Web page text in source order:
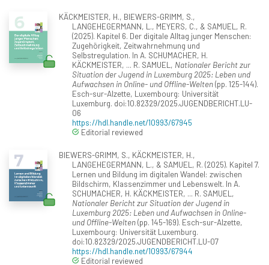
KÄCKMEISTER, H., BIEWERS-GRIMM, S.,
LANGEHEGERMANN, L., MEYERS, C., & SAMUEL, R.
(2025). Kapitel 6. Der digitale Alltag junger Menschen:
Zugehörigkeit, Zeitwahrnehmung und
Selbstregulation. In A. SCHUMACHER, H.
KÄCKMEISTER, ... R. SAMUEL, Nationaler Bericht zur
Situation der Jugend in Luxemburg 2025: Leben und
Aufwachsen in Online- und Offline-Welten(pp. 125-144).
Esch-sur-Alzette, Luxembourg: Universität
Luxemburg. doi:10.82329/2025.JUGENDBERICHT.LU-
06
https://hdl.handle.net/10993/67945
Editorial reviewed
BIEWERS-GRIMM, S., KÄCKMEISTER, H.,
LANGEHEGERMANN, L., & SAMUEL, R. (2025). Kapitel 7.
Lernen und Bildung im digitalen Wandel: zwischen
Bildschirm, Klassenzimmer und Lebenswelt. In A.
SCHUMACHER, H. KÄCKMEISTER, ... R. SAMUEL,
Nationaler Bericht zur Situation der Jugend in
Luxemburg 2025: Leben und Aufwachsen in Online-
und Offline-Welten(pp. 145-169). Esch-sur-Alzette,
Luxembourg: Universität Luxemburg.
doi:10.82329/2025.JUGENDBERICHT.LU-07
https://hdl.handle.net/10993/67944
Editorial reviewed